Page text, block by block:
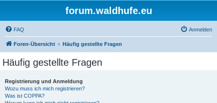
forum.waldhufe.eu
FAQ Anmelden
Foren-Übersicht Häufig gestellte Fragen
Häufig gestellte Fragen
Registrierung und Anmeldung
Wozu muss ich mich registrieren?
Was ist COPPA?